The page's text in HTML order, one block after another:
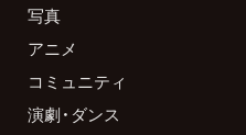
写真
アニメ
コミュニティ
演劇・ダンス